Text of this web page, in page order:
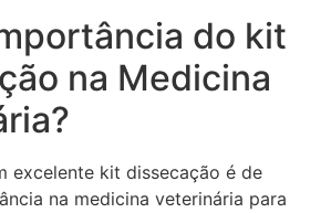
do kit
na Medicina
excelente kit dissecação é de
na medicina veterinária para